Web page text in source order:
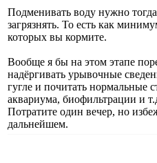
Подменивать воду нужно
загрязнять. То есть как
которых вы кормите.
Вообще я бы на этом этапе
надёргивать урывочные
гугле и почитать нормальные
аквариума, биофильтрации и
Потратите один вечер, но
дальнейшем.